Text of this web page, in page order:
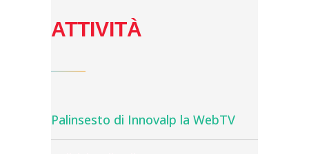
ATTIVITÀ
Palinsesto di Innovalp la WebTV